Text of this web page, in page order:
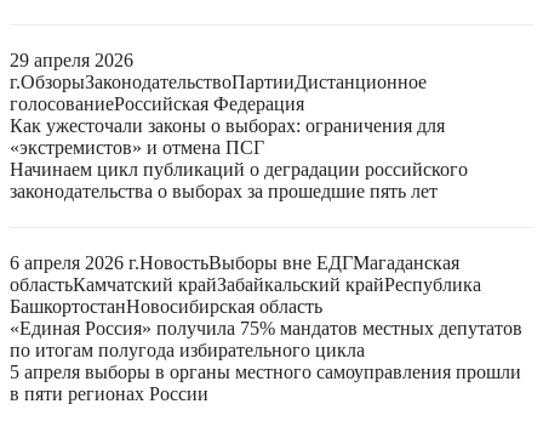
29 апреля 2026
г.ОбзорыЗаконодательствоПартииДистанционное
голосованиеРоссийская Федерация
Как ужесточали законы о выборах: ограничения для
«экстремистов» и отмена ПСГ
Начинаем цикл публикаций о деградации российского
законодательства о выборах за прошедшие пять лет
6 апреля 2026 г.НовостьВыборы вне ЕДГМагаданская
областьКамчатский крайЗабайкальский крайРеспублика
БашкортостанНовосибирская область
«Единая Россия» получила 75% мандатов местных депутатов
по итогам полугода избирательного цикла
5 апреля выборы в органы местного самоуправления прошли
в пяти регионах России